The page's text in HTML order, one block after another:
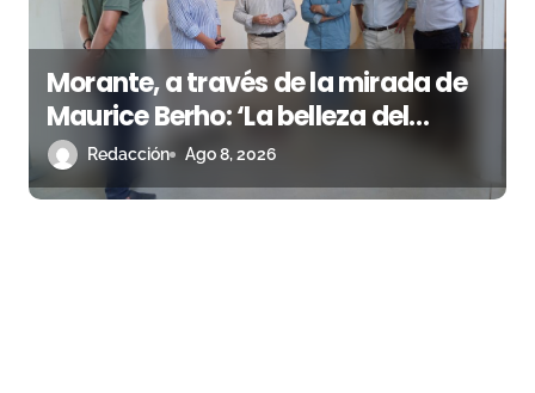
Morante, a través de la mirada de
Maurice Berho: ‘La belleza del
misterio’ llega a La Malagueta
Redacción Ago 8, 2026